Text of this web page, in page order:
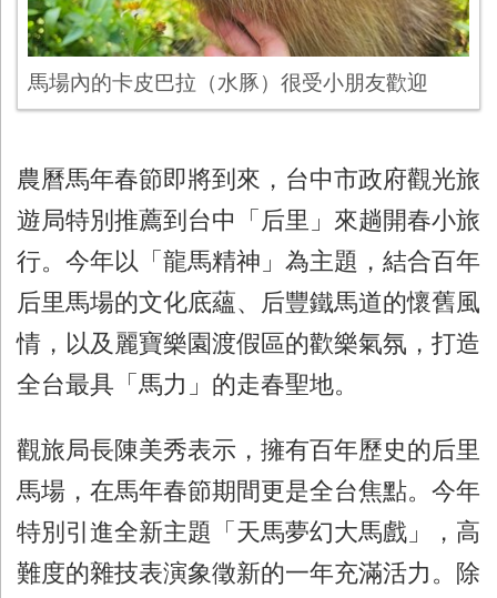
馬場內的卡皮巴拉（水豚）很受小朋友歡迎
農曆馬年春節即將到來，台中市政府觀光旅
遊局特別推薦到台中「后里」來趟開春小旅
行。今年以「龍馬精神」為主題，結合百年
后里馬場的文化底蘊、后豐鐵馬道的懷舊風
情，以及麗寶樂園渡假區的歡樂氣氛，打造
全台最具「馬力」的走春聖地。
觀旅局長陳美秀表示，擁有百年歷史的后里
馬場，在馬年春節期間更是全台焦點。今年
特別引進全新主題「天馬夢幻大馬戲」，高
難度的雜技表演象徵新的一年充滿活力。除